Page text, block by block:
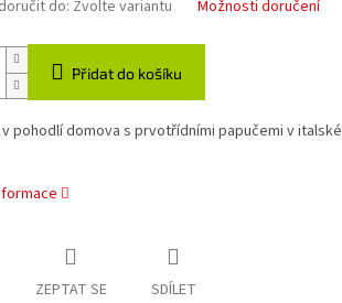
do: Zvolte variantu Možnosti doručení
Přidat do košíku
pohodlí domova s prvotřídními papučemi v italské
ZEPTAT SE SDÍLET